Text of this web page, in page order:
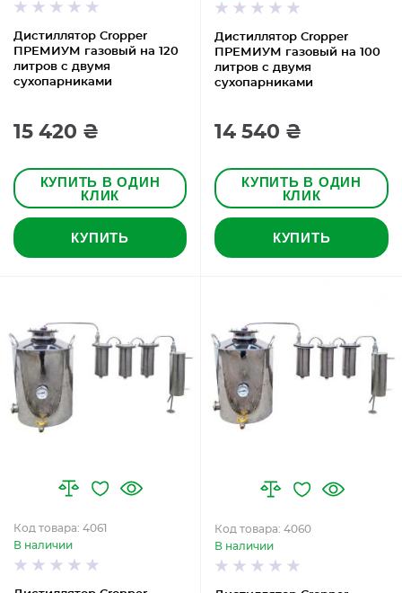
Дистиллятор Cropper
ПРЕМИУМ газовый на 120
литров с двумя
сухопарниками
15 420 ₴
КУПИТЬ В ОДИН
КЛИК
КУПИТЬ
Дистиллятор Cropper
ПРЕМИУМ газовый на 100
литров с двумя
сухопарниками
14 540 ₴
КУПИТЬ В ОДИН
КЛИК
КУПИТЬ
Код товара: 4061
В наличии
Код товара: 4060
В наличии